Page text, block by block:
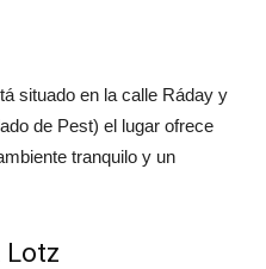
situado en la calle Ráday y
de Pest) el lugar ofrece
tranquilo y un
Lotz